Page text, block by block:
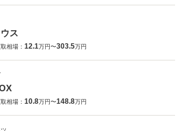
ス
相場： 12.1万円〜303.5万円
相場： 10.8万円〜148.8万円